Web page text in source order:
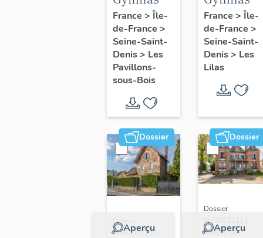
du stade
de l'Est,
actuellement
gymnase
Léo-
Lagrange
France > Île-
de-France >
Seine-Saint-
Denis> Les
Pavillons-
sous-Bois
Liberté
France > Île-
de-France >
Seine-Saint-
Denis> Les
Lilas
Dossier
Aperçu
Dossier
IA93001110 |
Dossier
Aperçu
Dossier
IA93001111 |
Réalisé par